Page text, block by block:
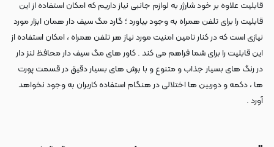
قابلیت علاوه بر خود شارژر به لوازم جانبی نیاز داریم که امکان استفاده از این
قابلیت را برای تلفن همراه به وجود بیاورد ؛ گارد مگ سیف دار همان ابزار مورد
نیازی است که در کنار تامین امنیت مورد نیاز هر تلفن همراه ، امکان استفاده از
این قابلیت را برای شما فراهم می کند . کاور های مگ سیف دار محافظ لنز دار
در رنگ های بسیار جذاب و متنوع و با برش های بسیار دقیق در قسمت پورت
ها ، دکمه و دوربین ها اختلالی در هنگام استفاده کاربران به وجود نخواهد
آورد .